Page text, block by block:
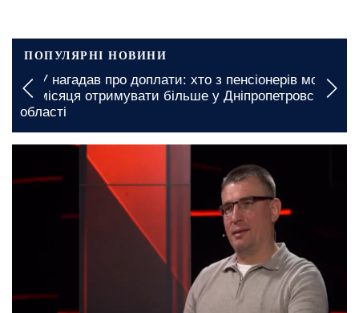
ПОПУЛЯРНІ НОВИНИ
Графіки відключення світла у Дніпропетровській
області на 8 та 9 серпня: де доведеться зустріти
вихідні без електрики
27 лютого, 06:45